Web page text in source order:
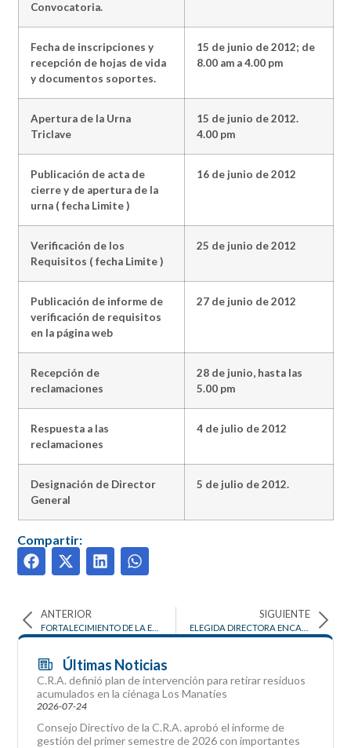
Convocatoria.
Fecha de inscripciones y
recepción de hojas de vida
y documentos soportes.
15 de junio de 2012; de
8.00 am a 4.00 pm
Apertura de la Urna
Triclave
15 de junio de 2012.
4.00 pm
Publicación de acta de
cierre y de apertura de la
urna ( fecha Limite )
16 de junio de 2012
Verificación de los
Requisitos ( fecha Limite )
25 de junio de 2012
Publicación de informe de
verificación de requisitos
en la página web
27 de junio de 2012
Recepción de
reclamaciones
28 de junio, hasta las
5.00 pm
Respuesta a las
reclamaciones
4 de julio de 2012
Designación de Director
General
5 de julio de 2012.
Compartir:
ANTERIOR SIGUIENTE
Últimas Noticias
C.R.A. definió plan de intervención para retirar residuos
acumulados en la ciénaga Los Manatíes
2026-07-24
Consejo Directivo de la C.R.A. aprobó el informe de
gestión del primer semestre de 2026 con importantes